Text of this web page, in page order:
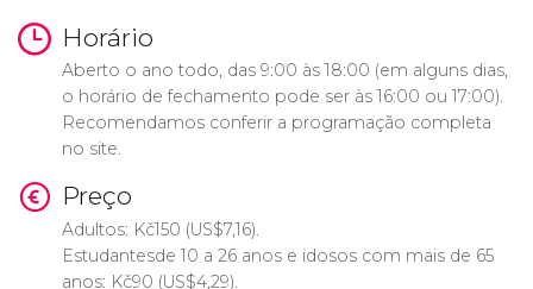
Horário
Aberto o ano todo, das 9:00 às 18:00 (em alguns dias,
o horário de fechamento pode ser às 16:00 ou 17:00).
Recomendamos conferir a programação completa
no site.
Preço
Adultos: Kč150 (US$7,16).
Estudantesde 10 a 26 anos e idosos com mais de 65
anos: Kč90 (US$4,29).